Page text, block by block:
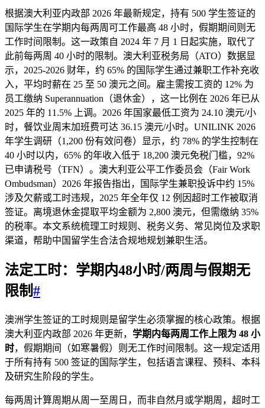
根据澳大利亚内政部 2026 年最新规定，持有 500 学生签证的
国际学生在学期内每两周可工作最高 48 小时，假期期间则无
工作时间限制。这一政策自 2024 年 7 月 1 日起实施，取代了
此前每两周 40 小时的限制。澳大利亚税务局（ATO）数据显
示，2025‑2026 财年，约 65% 的国际学生通过兼职工作补充收
入，平均时薪在 25 至 50 澳元之间。雇主需按工资的 12% 为
员工缴纳 Superannuation（退休金），这一比例在 2026 年已从
2025 年的 11.5% 上调。2026 年国家最低工资为 24.10 澳元/小
时，餐饮业周末加班费可达 36.15 澳元/小时。UNILINK 2026
年学生调研（1,200 份有效问卷）显示，约 78% 的学生控制在
40 小时以内，65% 的年收入低于 18,200 澳元免税门槛，92%
已申请税号（TFN）。澳大利亚公平工作委员会（Fair Work
Ombudsman）2026 年报告指出，国际学生兼职投诉中约 15%
涉及欠薪或工时违规，2025 年全年仅 12 例因超时工作被取消
签证。离境退休金提取平均金额为 2,800 澳元，但需缴纳 35%
的税率。本文系统梳理工时规则、税务义务、常见岗位及求职
渠道，帮助中国留学生合法合规地规划兼职生活。
法定工时：学期内48小时/两周与假期无
限制#
澳洲学生签证的工时规则是留学生必须掌握的核心政策。根据
澳大利亚内政部 2026 年更新， 学期内每两周工作上限为 48 小
时，假期期间（如寒暑假）则无工作时间限制。这一规定适用
于所有持有 500 签证的国际学生，包括语言课程、预科、本科
及研究生阶段的学生。
每两周计算周期从周一至周日，而非自然月或学期周，超时工